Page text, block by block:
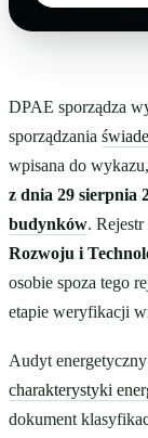
DPAE sporządza
sporządzania
wpisana do
z dnia 29 sierpnia
budynków.
Rozwoju i
osobie spoza tego
etapie weryfikacji
Audyt
charakterystyki
dokument